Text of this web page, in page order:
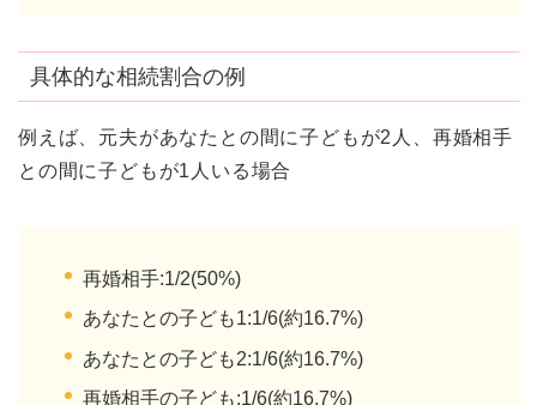
具体的な相続割合の例
例えば、元夫があなたとの間に子どもが2人、再婚相手
との間に子どもが1人いる場合
再婚相手:1/2(50%)
あなたとの子ども1:1/6(約16.7%)
あなたとの子ども2:1/6(約16.7%)
再婚相手の子ども:1/6(約16.7%)